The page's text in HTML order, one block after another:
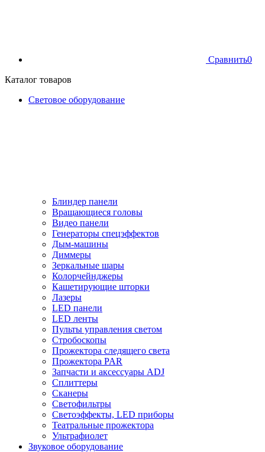
Сравнить0
Каталог товаров
Световое оборудование
Блиндер панели
Вращающиеся головы
Видео панели
Генераторы спецэффектов
Дым-машины
Диммеры
Зеркальные шары
Колорчейнджеры
Кашетирующие шторки
Лазеры
LED панели
LED ленты
Пульты управления светом
Стробоскопы
Прожектора следящего света
Прожектора PAR
Запчасти и аксессуары ADJ
Сплиттеры
Сканеры
Светофильтры
Светоэффекты, LED приборы
Театральные прожектора
Ультрафиолет
Звуковое оборудование